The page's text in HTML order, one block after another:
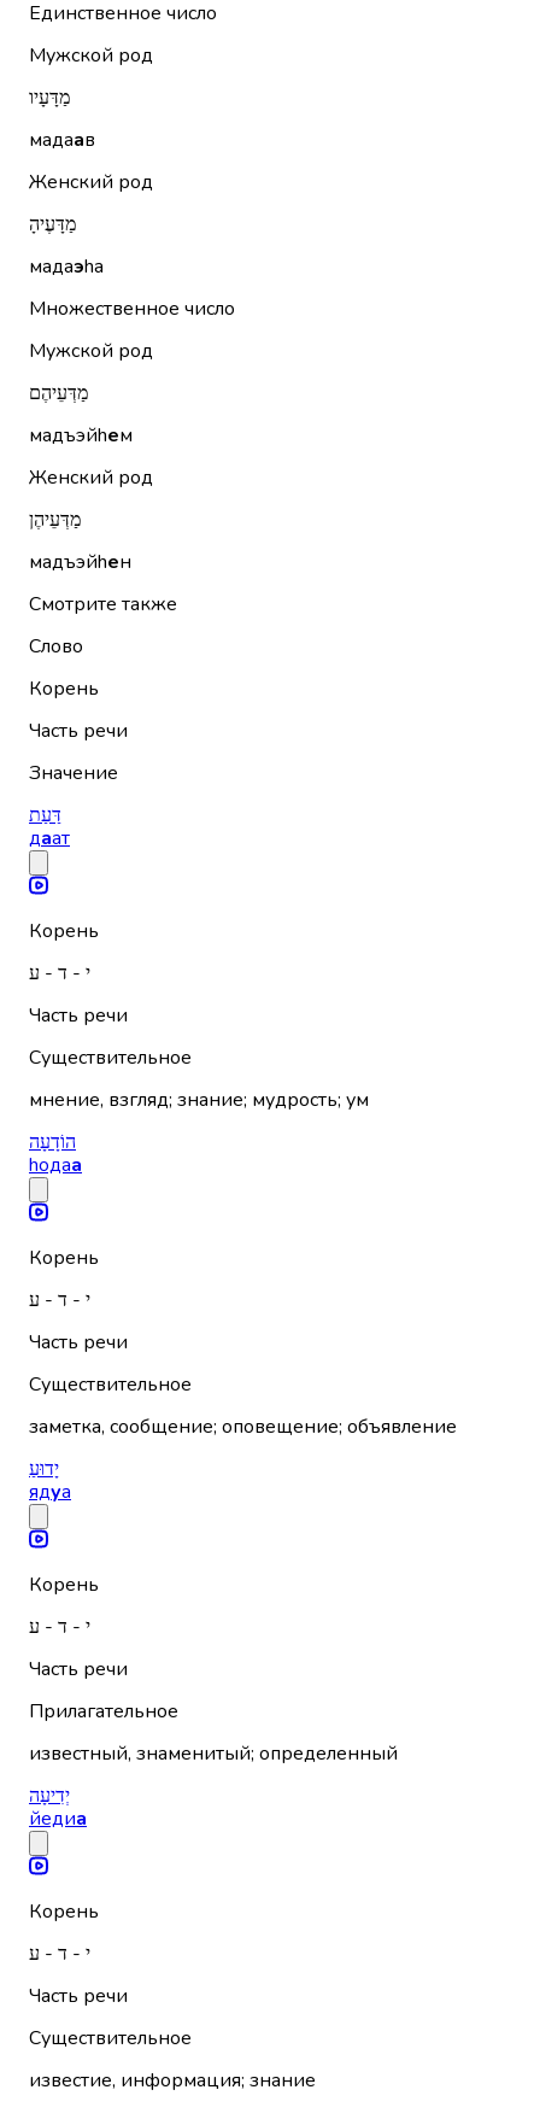
Единственное число
Мужской род
מַדָּעָיו
мадаав
Женский род
מַדָּעֶיהָ
мадаэhа
Множественное число
Мужской род
מַדְּעֵיהֶם
мадъэйhем
Женский род
מַדְּעֵיהֶן
мадъэйhен
Смотрите также
Слово
Корень
Часть речи
Значение
דַּעַת
даат
Корень
י - ד - ע
Часть речи
Существительное
мнение, взгляд; знание; мудрость; ум
הוֹדָעָה
hодаа
Корень
י - ד - ע
Часть речи
Существительное
заметка, сообщение; оповещение; объявление
יָדוּעַ
ядуа
Корень
י - ד - ע
Часть речи
Прилагательное
известный, знаменитый; определенный
יְדִיעָה
йедиа
Корень
י - ד - ע
Часть речи
Существительное
известие, информация; знание